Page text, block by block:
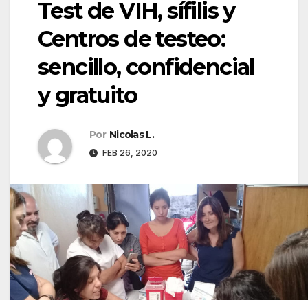
Test de VIH, sífilis y
Centros de testeo:
sencillo, confidencial
y gratuito
Por Nicolas L.
FEB 26, 2020